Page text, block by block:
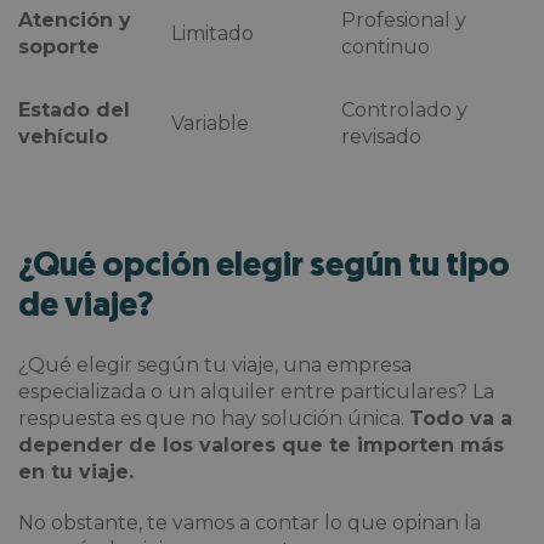
Atención y
soporte
Limitado
Profesional y
continuo
Estado del
vehículo
Variable
Controlado y
revisado
¿Qué opción elegir según tu tipo
de viaje?
¿Qué elegir según tu viaje, una empresa
especializada o un alquiler entre particulares? La
respuesta es que no hay solución única. Todo va a
depender de los valores que te importen más
en tu viaje.
No obstante, te vamos a contar lo que opinan la